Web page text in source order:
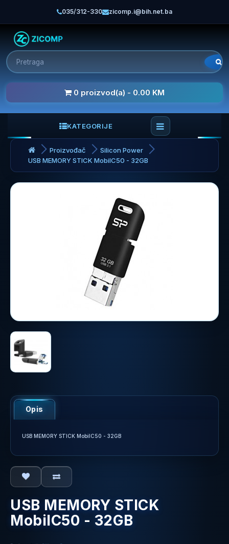
035/312-330 zicomp.i@bih.net.ba
0 proizvod(a) - 0.00 KM
KATEGORIJE
Proizvođač
Silicon Power
USB MEMORY STICK MobilC50 - 32GB
Opis
USB MEMORY STICK MobilC50 - 32GB
USB MEMORY STICK
MobilC50 - 32GB